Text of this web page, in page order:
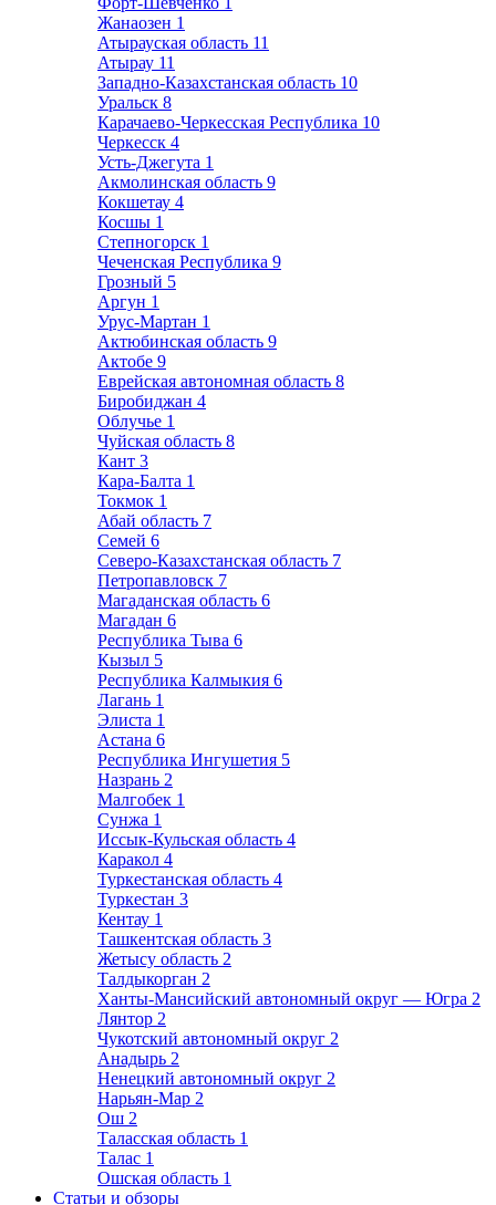
Жанаозен 1
Атырауская область 11
Атырау 11
Западно-Казахстанская область 10
Уральск 8
Карачаево-Черкесская Республика 10
Черкесск 4
Усть-Джегута 1
Акмолинская область 9
Кокшетау 4
Косшы 1
Степногорск 1
Чеченская Республика 9
Грозный 5
Аргун 1
Урус-Мартан 1
Актюбинская область 9
Актобе 9
Еврейская автономная область 8
Биробиджан 4
Облучье 1
Чуйская область 8
Кант 3
Кара-Балта 1
Токмок 1
Абай область 7
Семей 6
Северо-Казахстанская область 7
Петропавловск 7
Магаданская область 6
Магадан 6
Республика Тыва 6
Кызыл 5
Республика Калмыкия 6
Лагань 1
Элиста 1
Астана 6
Республика Ингушетия 5
Назрань 2
Малгобек 1
Сунжа 1
Иссык-Кульская область 4
Каракол 4
Туркестанская область 4
Туркестан 3
Кентау 1
Ташкентская область 3
Жетысу область 2
Талдыкорган 2
Ханты-Мансийский автономный округ — Югра 2
Лянтор 2
Чукотский автономный округ 2
Анадырь 2
Ненецкий автономный округ 2
Нарьян-Мар 2
Ош 2
Таласская область 1
Талас 1
Ошская область 1
Статьи и обзоры